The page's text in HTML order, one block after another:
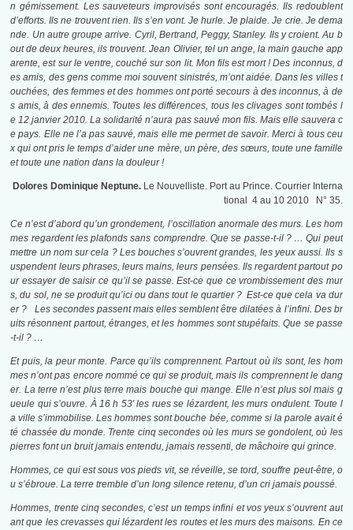
n gémissement. Les sauveteurs improvisés sont encouragés. Ils redoublent
d’efforts. Ils ne trouvent rien. Ils s’en vont. Je hurle. Je plaide. Je crie. Je dema
nde. Un autre groupe arrive. Cyril, Bertrand, Peggy, Stanley. Ils y croient. Au b
out de deux heures, ils trouvent. Jean Olivier, tel un ange, la main gauche app
arente, est sur le ventre, couché sur son lit. Mon fils est mort ! Des inconnus, d
es amis, des gens comme moi souvent sinistrés, m’ont aidée. Dans les villes t
ouchées, des femmes et des hommes ont porté secours à des inconnus, à de
s amis, à des ennemis. Toutes les différences, tous les clivages sont tombés l
e 12 janvier 2010. La solidarité n’aura pas sauvé mon fils. Mais elle sauvera c
e pays. Elle ne l’a pas sauvé, mais elle me permet de savoir. Merci à tous ceu
x qui ont pris le temps d’aider une mère, un père, des sœurs, toute une famille
et toute une nation dans la douleur !
Dolores Dominique Neptune. Le Nouvelliste. Port au Prince. Courrier Interna
tional 4 au 10 2010 N° 35.
Ce n’est d’abord qu’un grondement, l’oscillation anormale des murs. Les hom
mes regardent les plafonds sans comprendre. Que se passe-t-il ? … Qui peut
mettre un nom sur cela ? Les bouches s’ouvrent grandes, les yeux aussi. Ils s
uspendent leurs phrases, leurs mains, leurs pensées. Ils regardent partout po
ur essayer de saisir ce qu’il se passe. Est-ce que ce vrombissement des mur
s, du sol, ne se produit qu’ici ou dans tout le quartier ? Est-ce que cela va dur
er ? Les secondes passent mais elles semblent être dilatées à l’infini. Des br
uits résonnent partout, étranges, et les hommes sont stupéfaits. Que se passe
-t-il ? …
Et puis, la peur monte. Parce qu’ils comprennent. Partout où ils sont, les hom
mes n’ont pas encore nommé ce qui se produit, mais ils comprennent le dang
er. La terre n’est plus terre mais bouche qui mange. Elle n’est plus sol mais g
ueule qui s’ouvre. À 16 h 53′ les rues se lézardent, les murs ondulent. Toute l
a ville s’immobilise. Les hommes sont bouche bée, comme si la parole avait é
té chassée du monde. Trente cinq secondes où les murs se gondolent, où les
pierres font un bruit jamais entendu, jamais ressenti, de mâchoire qui grince.
Hommes, ce qui est sous vos pieds vit, se réveille, se tord, souffre peut-être, o
u s’ébroue. La terre tremble d’un long silence retenu, d’un cri jamais poussé.
Hommes, trente cinq secondes, c’est un temps infini et vos yeux s’ouvrent aut
ant que les crevasses qui lézardent les routes et les murs des maisons. En ce